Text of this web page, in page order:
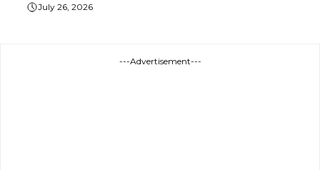
July 26, 2026
---Advertisement---